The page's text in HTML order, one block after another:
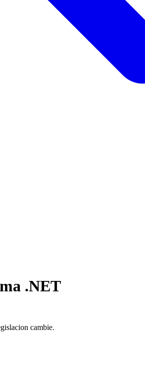
.NET
cambie.